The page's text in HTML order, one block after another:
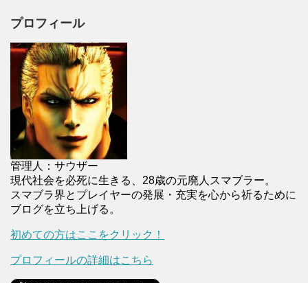
プロフィール
管理人：サウザー
現代社会を必死に生きる、28歳の元廃人スマブラー。
スマブラ界とプレイヤーの発展・充実を心から祈るために
ブログを立ち上げる。
初めての方はここをクリック！
プロフィールの詳細はこちら